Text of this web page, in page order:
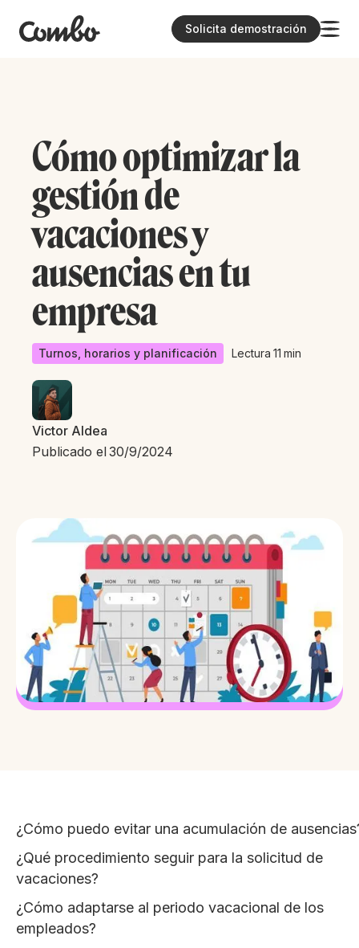
Solicita demostración
Cómo optimizar la
gestión de
vacaciones y
ausencias en tu
empresa
Turnos, horarios y planificación Lectura 11 min
Victor Aldea
Publicado el30/9/2024
¿Cómo puedo evitar una acumulación de
¿Qué procedimiento seguir para la solicitud de
vacaciones?
¿Cómo adaptarse al periodo vacacional de los
empleados?